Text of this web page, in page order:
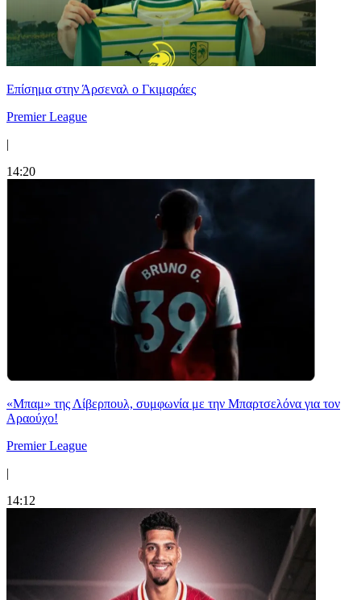
Επίσημα στην Άρσεναλ ο Γκιμαράες
Premier League
|
14:20
«Μπαμ» της Λίβερπουλ, συμφωνία με την Μπαρτσελόνα για τον
Αραούχο!
Premier League
|
14:12